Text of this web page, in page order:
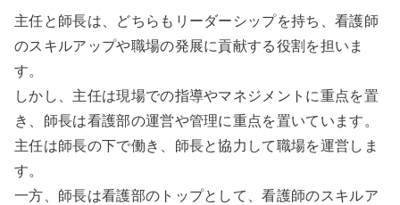
主任と師長は、どちらもリーダーシップを持ち、看護師
のスキルアップや職場の発展に貢献する役割を担いま
す。
しかし、主任は現場での指導やマネジメントに重点を置
き、師長は看護部の運営や管理に重点を置いています。
主任は師長の下で働き、師長と協力して職場を運営しま
す。
一方、師長は看護部のトップとして、看護師のスキルア